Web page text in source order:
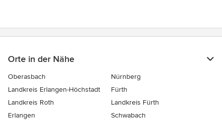
Orte in der Nähe
Oberasbach
Nürnberg
Landkreis Erlangen-Höchstadt
Fürth
Landkreis Roth
Landkreis Fürth
Erlangen
Schwabach